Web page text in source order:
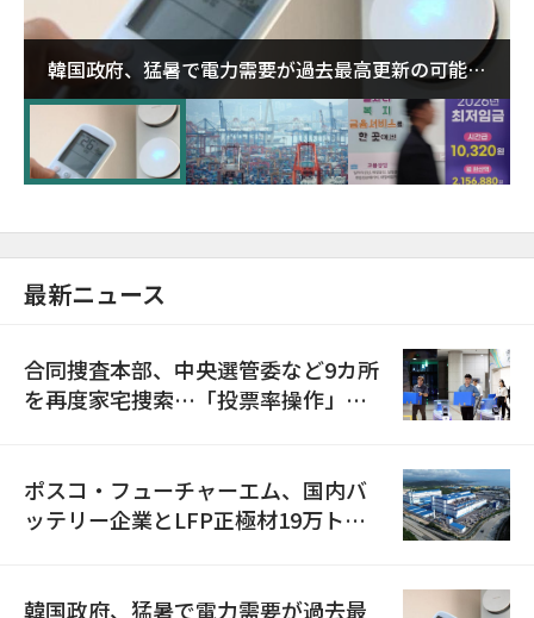
韓国政府、猛暑で電力需要が過去最高更新の可能性
に需給対応体制を点検
最新ニュース
合同捜査本部、中央選管委など9カ所
を再度家宅捜索…「投票率操作」の
ポスコ・フューチャーエム、国内バ
ッテリー企業とLFP正極材19万トン
韓国政府、猛暑で電力需要が過去最